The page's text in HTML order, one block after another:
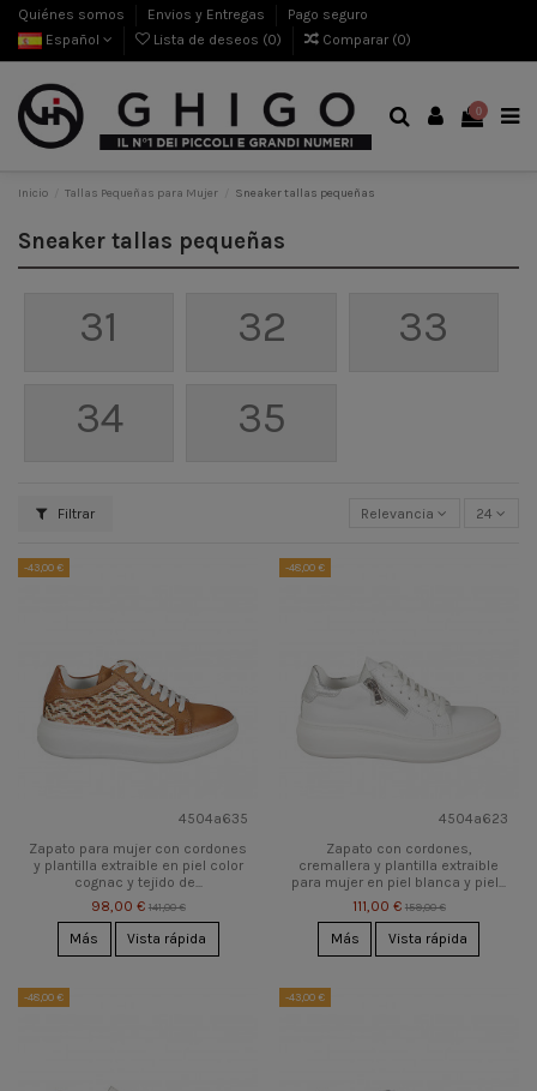
Quiénes somos Envios y Entregas
Pago seguro
Español
Lista de deseos (0) Comparar (0)
0
Inicio Tallas Pequeñas para Mujer Sneaker tallas pequeñas
Sneaker tallas pequeñas
31 32
33
34
35
Filtrar Relevancia 24
-43,00 €
4504a635
Zapato para mujer con cordones
y plantilla extraible en piel color
cognac y tejido de...
98,00 € 141,00 €
Más Vista rápida
-48,00 €
4504a623
Zapato con cordones,
cremallera y plantilla extraible
para mujer en piel blanca y piel...
111,00 € 159,00 €
Más Vista rápida
-48,00 € -43,00 €